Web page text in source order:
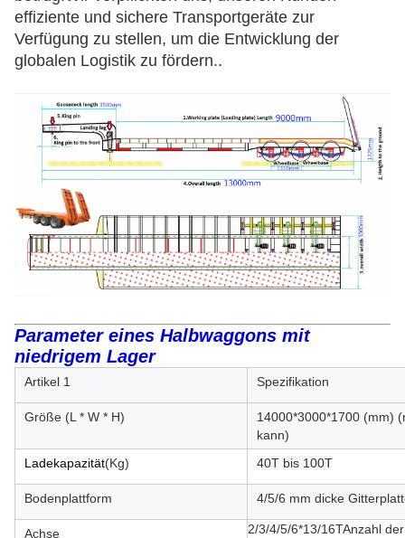
effiziente und sichere Transportgeräte zur
Verfügung zu stellen, um die Entwicklung der
globalen Logistik zu fördern..
Parameter eines Halbwaggons mit
niedrigem Lager
Artikel 1 Spezifikation
Größe (L * W * H)
14000*3000*1700 (mm)
kann)
Ladekapazität(Kg) 40T bis 100T
Bodenplattform 4/5/6 mm dicke
Achse 2/3/4/5/6*13/16TAnzahl